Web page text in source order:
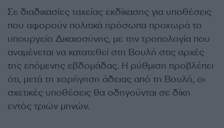
Σε διαδικασίες ταχείας εκδίκασης για υποθέσεις
που αφορούν πολιτικά πρόσωπα προχωρά το
υπουργείο Δικαιοσύνης, με την τροπολογία που
αναμένεται να κατατεθεί στη Βουλή στις αρχές
της επόμενης εβδομάδας. Η ρύθμιση προβλέπει
ότι, μετά τη χορήγηση άδειας από τη Βουλή, οι
σχετικές υποθέσεις θα οδηγούνται σε δίκη
εντός τριών μηνών.